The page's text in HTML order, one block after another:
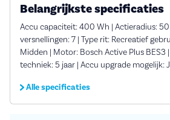
Belangrijkste specificaties
Accu capaciteit: 400 Wh | Actieradius: 50
versnellingen: 7 | Type rit: Recreatief
Midden | Motor: Bosch Active Plus BES3
techniek: 5 jaar | Accu upgrade mogelijk:
Alle specificaties